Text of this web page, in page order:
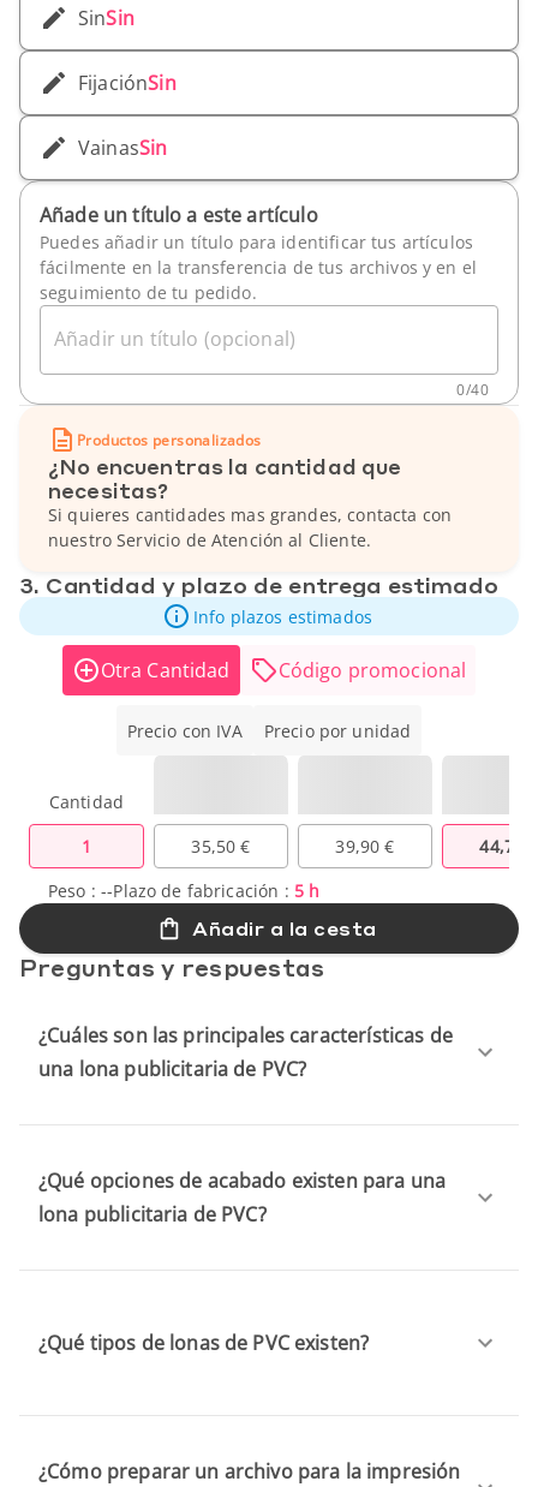
SinSin
FijaciónSin
VainasSin
Añade un título a este artículo
Puedes añadir un título para identificar tus artículos
fácilmente en la transferencia de tus archivos y en el
seguimiento de tu pedido.
Añadir un título (opcional)
0/40
Productos personalizados
¿No encuentras la cantidad que
necesitas?
Si quieres cantidades mas grandes, contacta con
nuestro Servicio de Atención al Cliente.
3. Cantidad y plazo de entrega estimado
Info plazos estimados
Otra Cantidad Código promocional
Precio con IVA Precio por unidad
Cantidad
1
35,50 € 39,90 €
44,70 €
Peso :--Plazo de fabricación : 5 h
Añadir a la cesta
Preguntas y respuestas
¿Cuáles son las principales características de
una lona publicitaria de PVC?
¿Qué opciones de acabado existen para una
lona publicitaria de PVC?
¿Qué tipos de lonas de PVC existen?
¿Cómo preparar un archivo para la impresión